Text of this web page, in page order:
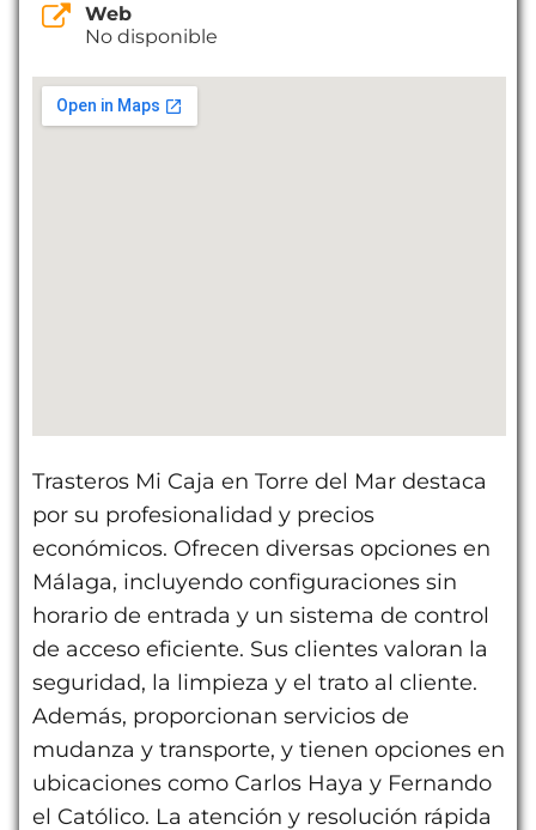
Web
No disponible
Trasteros Mi Caja en Torre del Mar destaca
por su profesionalidad y precios
económicos. Ofrecen diversas opciones en
Málaga, incluyendo configuraciones sin
horario de entrada y un sistema de control
de acceso eficiente. Sus clientes valoran la
seguridad, la limpieza y el trato al cliente.
Además, proporcionan servicios de
mudanza y transporte, y tienen opciones en
ubicaciones como Carlos Haya y Fernando
el Católico. La atención y resolución rápida